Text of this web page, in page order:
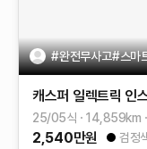
#완전무사고#스마트
캐스퍼 일렉트릭 인
25/05식 14,859km
2,540만원 검정